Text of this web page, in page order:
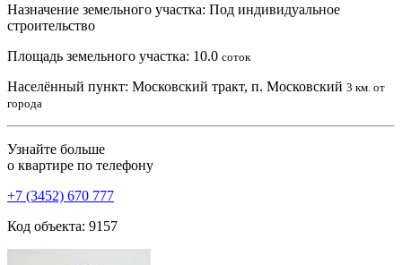
Назначение земельного участка: Под индивидуальное
строительство
Площадь земельного участка: 10.0 соток
Населённый пункт: Московский тракт, п. Московский 3 км. от
города
Узнайте больше
о квартире по телефону
+7 (3452) 670 777
Код объекта: 9157